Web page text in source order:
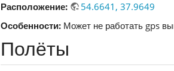
Расположение:
54.6641, 37.9649
Особенности: Может не работать gps
Полёты